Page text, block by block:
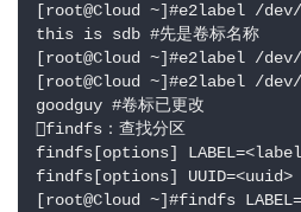
[root@Cloud ~]#e2label /dev/
this is sdb #先是卷标名称
[root@Cloud ~]#e2label /dev/
[root@Cloud ~]#e2label /dev/
goodguy #卷标已更改
findfs：查找分区
findfs[options] LABEL=<label>
findfs[options] UUID=<uuid> #
[root@Cloud ~]#findfs